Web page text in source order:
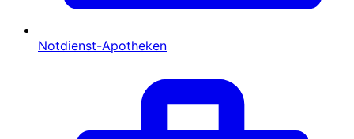
Notdienst-Apotheken